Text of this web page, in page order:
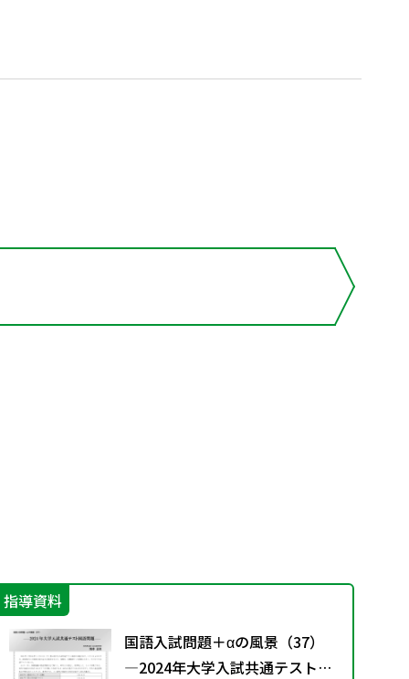
指導資料
国語入試問題＋αの風景（37）
―2024年大学入試共通テスト国